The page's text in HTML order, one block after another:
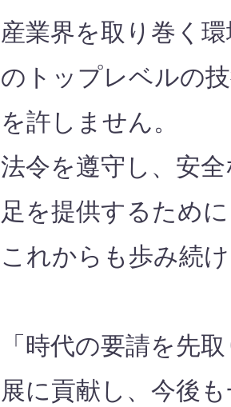
産業界を取り巻く
のトップレベルの
を許しません。
法令を遵守し、安
足を提供するため
これからも歩み続
「時代の要請を先
展に貢献し、今後